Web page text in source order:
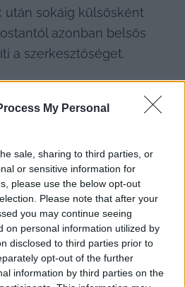
My Personal
sale, sharing to third parties, or
or sensitive information for
please use the below opt-out
Please note that after your
you may continue seeing
on personal information utilized by
disclosed to third parties prior to
opt-out of the further
information by third parties on the
után sokáig külsősként
azonban belsős
a szerkesztőséget.
az nemcsak
hazánkban a
aláásó politikai
– ahol a független,
nem kívánatos szereplő –,
is, amely
jellemzi.
alakítottuk át
újságíróink nagyobb